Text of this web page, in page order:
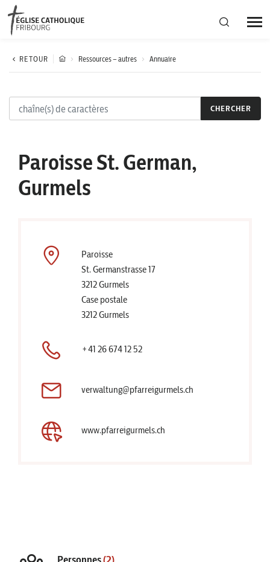
Région diocésaine
Actualités
RETOUR Ressources – autres Annuaire
CHERCHER
Paroisse St. German,
Gurmels
Paroisse
St. Germanstrasse 17
3212 Gurmels
Case postale
3212 Gurmels
+41 26 674 12 52
verwaltung@pfarreigurmels.ch
www.pfarreigurmels.ch
Personnes(2)